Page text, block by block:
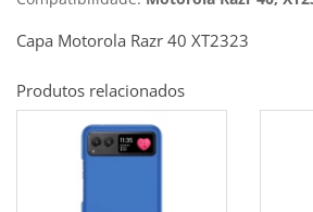
Capa Motorola Razr 40 XT2323
Produtos relacionados